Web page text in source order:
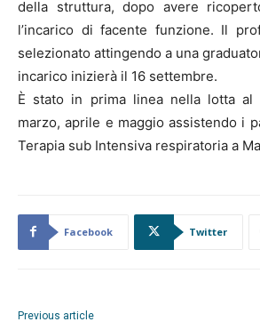
della struttura, dopo avere
l’incarico di facente funzione. Il
selezionato attingendo a una
incarico inizierà il 16 settembre.
È stato in prima linea nella lotta
marzo, aprile e maggio assistendo i
Terapia sub Intensiva respiratoria a
Facebook Twitter
Previous article